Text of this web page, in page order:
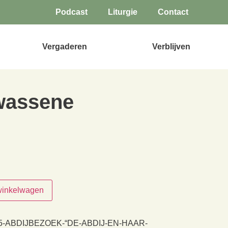
Podcast Liturgie Contact
Vergaderen Verblijven
ABDIJBEZOEK-“DE-ABDIJ-EN-HAAR-